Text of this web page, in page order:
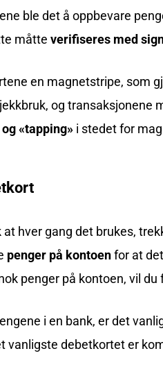
ble det å oppbevare
måtte verifiseres med
en magnetstripe, som
og transaksjonene
«tapping» i stedet for
hver gang det brukes,
penger på kontoenfor at
penger på kontoen, vil
i en bank, er det
vanligste debetkortet er